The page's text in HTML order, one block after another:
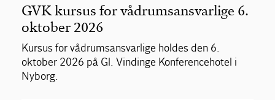
GVK kursus for vådrumsansvarlige 6.
oktober 2026
Kursus for vådrumsansvarlige holdes den 6.
oktober 2026 på Gl. Vindinge Konferencehotel i
Nyborg.